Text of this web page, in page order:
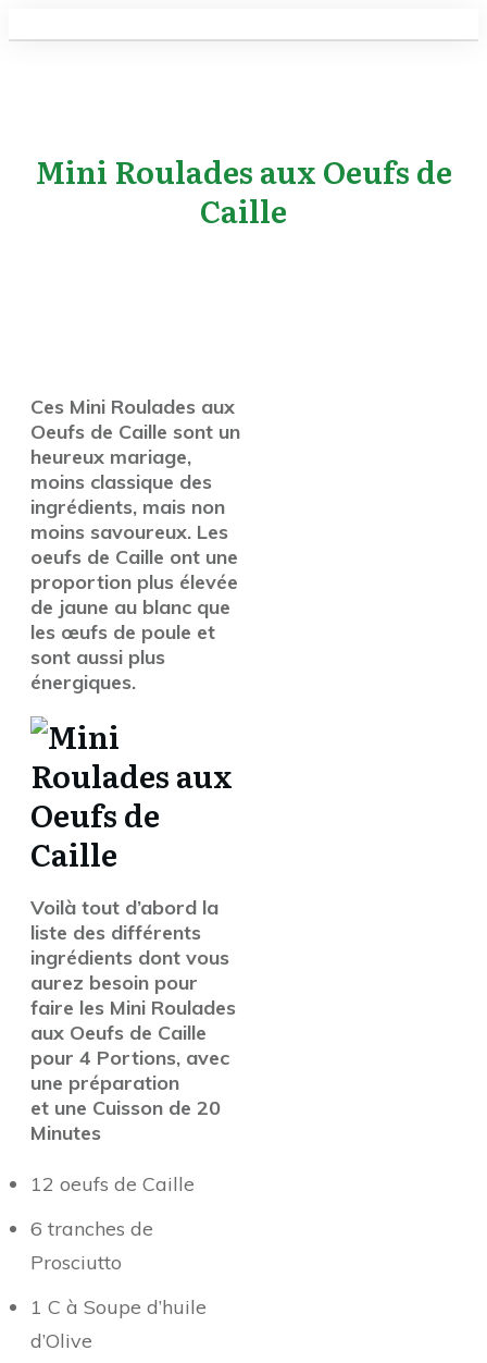
Mini Roulades aux Oeufs de
Caille
Ces Mini Roulades aux
Oeufs de Caille sont un
heureux mariage,
moins classique des
ingrédients, mais non
moins savoureux. Les
oeufs de Caille ont une
proportion plus élevée
de jaune au blanc que
les œufs de poule et
sont aussi plus
énergiques.
Voilà tout d’abord la
liste des différents
ingrédients dont vous
aurez besoin pour
faire les Mini Roulades
aux Oeufs de Caille
pour 4 Portions, avec
une préparation
et une Cuisson de 20
Minutes
12 oeufs de Caille
6 tranches de
Prosciutto
1 C à Soupe d’huile
d’Olive